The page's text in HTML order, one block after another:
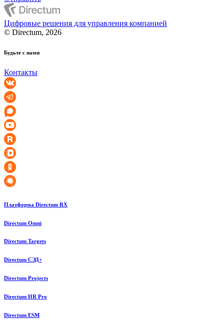
Цифровые решения для управления компанией
© Directum, 2026
Будьте с нами
Контакты
Платформа Directum RX
Directum Omni
Directum Targets
Directum СЭД+
Directum Projects
Directum HR Pro
Directum ESM